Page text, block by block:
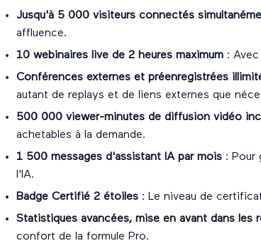
Jusqu'à 5 000 visiteurs connectés
affluence.
10 webinaires live de 2 heures maximum :
Conférences externes et préenregistrées
autant de replays et de liens externes que
500 000 viewer-minutes de diffusion vidéo
achetables à la demande.
1 500 messages d'assistant IA par mois : Pour
l'IA.
Badge Certifié 2 étoiles : Le niveau de
Statistiques avancées, mise en avant dans les
confort de la formule Pro.